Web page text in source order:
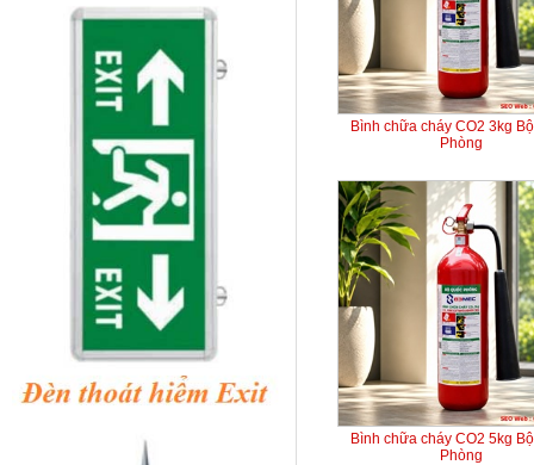
Bình chữa cháy CO2 3kg
Phòng
Bình chữa cháy CO2 5kg
Phòng